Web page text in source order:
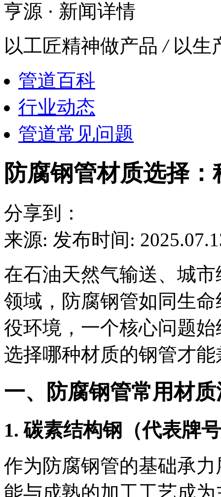
亨源 · 新闻详情
以工匠精神做产品/以生
管道百科
行业动态
管道常见问题
防腐钢管材质选择
分享到：
来源: 发布时间:
在石油天然气输送、城
领域，防腐钢管如同生
役环境，一个核心问题
选择哪种材质的钢管才
一、防腐钢管常用材
1. 碳素结构钢（代表牌
作为防腐钢管的基础承
能与成熟的加工工艺成